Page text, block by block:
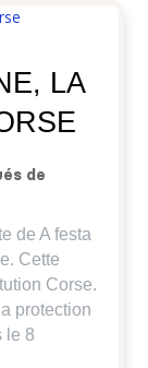
LA
de
de A festa
Cette
Corse.
protection
le 8